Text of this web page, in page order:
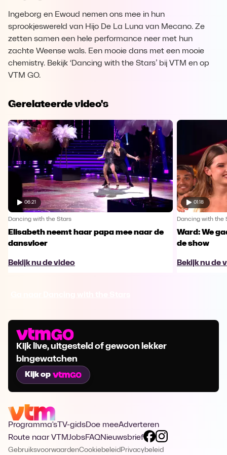
Ingeborg en Ewoud nemen ons mee in hun
sprookjeswereld van Hijo De La Luna van Mecano. Ze
zetten samen een hele performance neer met hun
zachte Weense wals. Een mooie dans met een mooie
chemistry. Bekijk ‘Dancing with the Stars’ bij VTM en op
VTM GO.
Gerelateerde video's
06:21
Dancing with the Stars
Elisabeth neemt haar papa mee naar de
dansvloer
Bekijk nu de video
01:18
Dancing with the
Ward: We
de show
Bekijk nu de
Kijk live, uitgesteld of gewoon lekker
bingewatchen
Kijk op
Programma's TV-gidsDoe meeAdverteren
Route naar VTMJobsFAQNieuwsbrief
GebruiksvoorwaardenCookiebeleid Privacybeleid